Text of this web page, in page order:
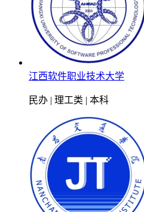
江西软件职业技术大学
民办 | 理工类 | 本科